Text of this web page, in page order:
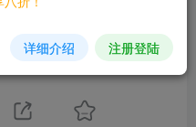
详细介绍 注册登陆